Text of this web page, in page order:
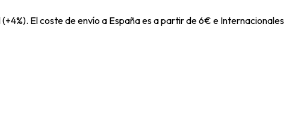
El coste de envío a España es a partir de 6€ e Internacionales